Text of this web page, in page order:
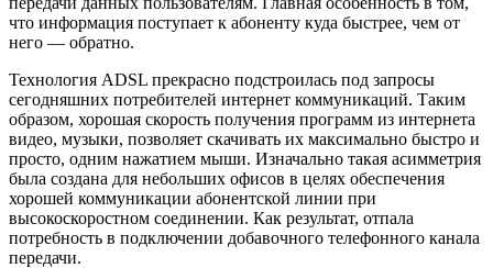
что информация поступает к абоненту куда быстрее, чем от
него — обратно.
Технология ADSL прекрасно подстроилась под запросы
сегодняшних потребителей интернет коммуникаций. Таким
образом, хорошая скорость получения программ из интернета
видео, музыки, позволяет скачивать их максимально быстро и
просто, одним нажатием мыши. Изначально такая асимметрия
была создана для небольших офисов в целях обеспечения
хорошей коммуникации абонентской линии при
высокоскоростном соединении. Как результат, отпала
потребность в подключении добавочного телефонного канала
передачи.